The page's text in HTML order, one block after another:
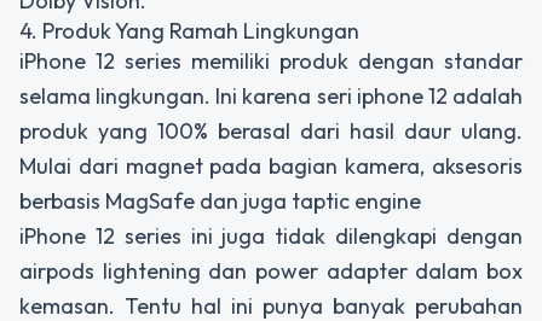
4. Produk Yang Ramah Lingkungan
iPhone 12 series memiliki produk dengan standar
selama lingkungan. Ini karena seri iphone 12 adalah
produk yang 100% berasal dari hasil daur ulang.
Mulai dari magnet pada bagian kamera, aksesoris
berbasis MagSafe dan juga taptic engine
iPhone 12 series ini juga tidak dilengkapi dengan
airpods lightening dan power adapter dalam box
kemasan. Tentu hal ini punya banyak perubahan